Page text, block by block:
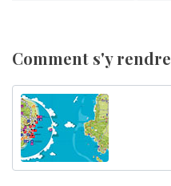
Comment s'y rendre